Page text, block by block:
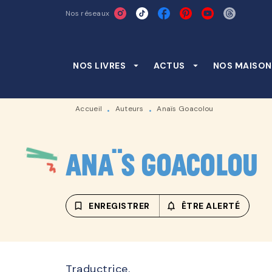
RECHERCHE CONTENU
Nos réseaux
NOS LIVRES arrow_drop_down ACTUS arrow_drop_down NOS
Accueil • Auteurs • Anaïs Goacolou
Anaïs Goacolou
bookmark_border ENREGISTRER notifications_none_outlined
ÊTRE ALERTÉ
Traductrice.